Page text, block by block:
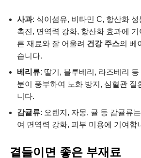
사과: 식이섬유, 비타민 C, 항산화
촉진, 면역력 강화, 항산화 효과에
른 재료와 잘 어울려 건강 주스의 베
습니다.
베리류: 딸기, 블루베리, 라즈베리
분이 풍부하여 노화 방지, 심혈관 질
니다.
감귤류: 오렌지, 자몽, 귤 등 감귤류
여 면역력 강화, 피부 미용에 기여합
곁들이면 좋은 부재료